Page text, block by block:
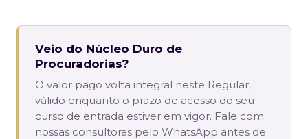
Veio do Núcleo Duro de
Procuradorias?
O valor pago volta integral neste Regular,
válido enquanto o prazo de acesso do seu
curso de entrada estiver em vigor. Fale com
nossas consultoras pelo WhatsApp antes de